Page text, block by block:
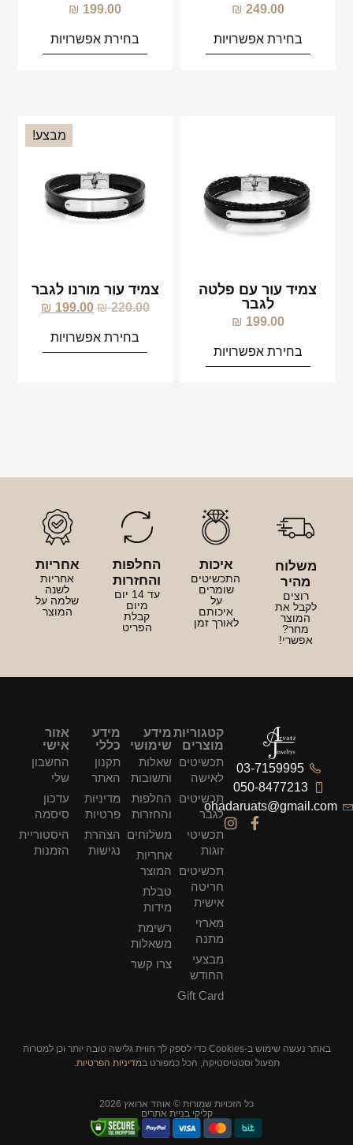
249.00
₪
בחירת אפשרויות
199.00
₪
בחירת אפשרויות
צמיד עור עם פלטה
לגבר
199.00
₪
בחירת אפשרויות
מבצע!
צמיד עור מורנו לגבר
220.00
₪
199.00
₪
בחירת אפשרויות
משלוח
מהיר
רוצים
לקבל את
המוצר
מחר?
אפשרי!
איכות
התכשיטים
שומרים
על
איכותם
לאורך זמן
החלפות
והחזרות
עד 14 יום
מיום
קבלת
הפריט
אחריות
אחריות
לשנה
שלמה על
המוצר
03-7159995
050-8477213
ohadaruats@gmail.com
קטגוריות
מוצרים
תכשיטים
לאישה
תכשיטים
לגבר
תכשיטי
זוגות
תכשיטים
חריטה
אישית
מארזי
מתנה
מבצעי
החודש
Gift Card
מידע
שימושי
שאלות
ותשובות
החלפות
והחזרות
משלוחים
אחריות
המוצר
טבלת
מידות
רשימת
משאלות
צרו קשר
מידע
כללי
תקנון
האתר
מדיניות
פרטיות
הצהרת
נגישות
אזור
אישי
החשבון
שלי
עדכון
סיסמה
היסטוריית
הזמנות
באתר נעשה שימוש ב-Cookies כדי לספק לך חווית גלישה טובה יותר וכן למטרות
תפעול וסטטיסטיקה, הכל כמפורט במדיניות הפרטיות.
כל הזכויות שמורות © אוהד ארואץ 2026
קליקי בניית אתרים